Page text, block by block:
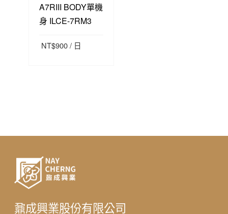
A7RIII BODY單機
身 ILCE-7RM3
NT$900/ 日
鼐成興業股份有限公司